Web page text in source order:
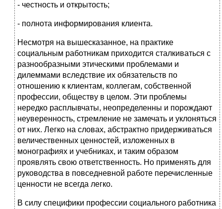
- честность и открытость;
- полнота информирования клиента.
Несмотря на вышесказанное, на практике
социальным работникам приходится сталкиваться с
разнообразными этическими проблемами и
дилеммами вследствие их обязательств по
отношению к клиентам, коллегам, собственной
профессии, обществу в целом. Эти проблемы
нередко расплывчаты, неопределенны и порождают
неуверенность, стремление не замечать и уклоняться
от них. Легко на словах, абстрактно придерживаться
величественных ценностей, изложенных в
монографиях и учебниках, и таким образом
проявлять свою ответственность. Но применять для
руководства в повседневной работе перечисленные
ценности не всегда легко.
В силу специфики профессии социального работника